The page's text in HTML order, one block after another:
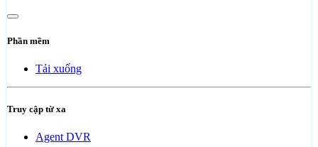
Phần mềm
Tải xuống
Truy cập từ xa
Agent DVR